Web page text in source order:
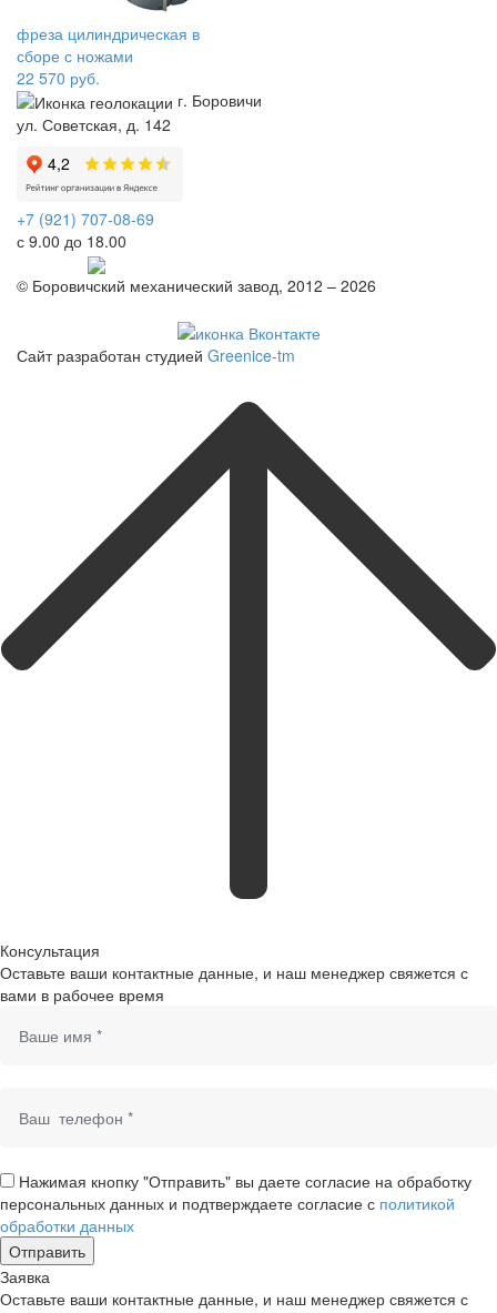
фреза цилиндрическая в
сборе с ножами
22 570 руб.
г. Боровичи
ул. Советская, д. 142
+7 (921) 707-08-69
с 9.00 до 18.00
© Боровичский механический завод, 2012 – 2026
Сайт разработан студией Greenice-tm
Консультация
Оставьте ваши контактные данные, и наш менеджер свяжется с
вами в рабочее время
Нажимая кнопку "Отправить" вы даете согласие на обработку
персональных данных и подтверждаете согласие с политикой
обработки данных
Заявка
Оставьте ваши контактные данные, и наш менеджер свяжется с